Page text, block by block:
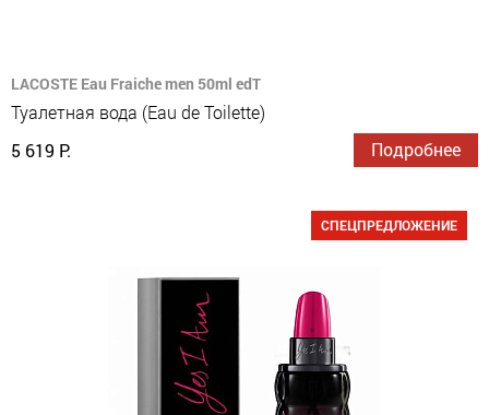
LACOSTE Eau Fraiche men 50ml edT
Туалетная вода (Eau de Toilette)
5 619 Р.
Подробнее
СПЕЦПРЕДЛОЖЕНИЕ